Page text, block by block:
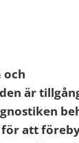
och
är
att